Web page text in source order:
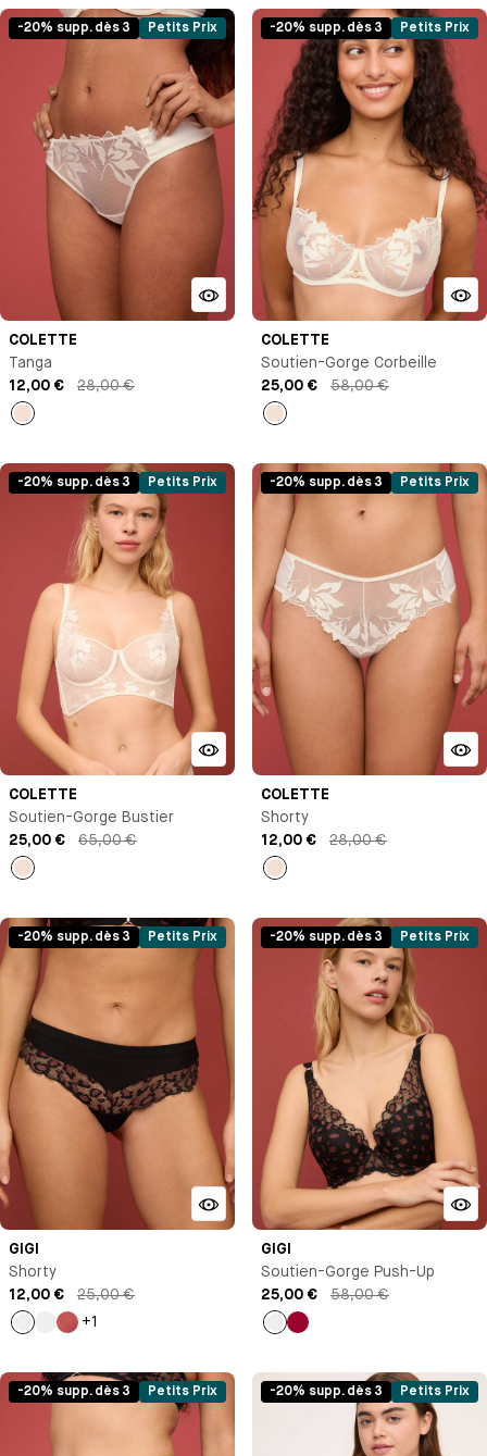
-20% supp. dès 3 Petits Prix
COLETTE
Tanga
12,00 €
28,00 €
Milk
-20% supp. dès 3 Petits Prix
COLETTE
Soutien-Gorge Corbeille
25,00 €
58,00 €
Milk
-20% supp. dès 3 Petits Prix
COLETTE
Soutien-Gorge Bustier
25,00 €
65,00 €
-20% supp. dès 3 Petits Prix
COLETTE
Shorty
12,00 €
28,00 €
-20% supp. dès 3 Petits Prix
GIGI
Shorty
12,00 €
25,00 €
+1
-20% supp. dès 3 Petits Prix
GIGI
Soutien-Gorge Push-Up
25,00 €
58,00 €
-20% supp. dès 3 Petits Prix -20% supp. dès 3 Petits Prix